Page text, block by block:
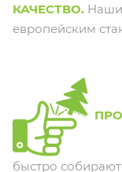
КАЧЕСТВО. Наши
европейским
быстро